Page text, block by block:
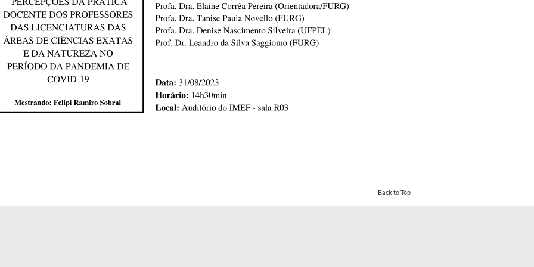
Back to Top